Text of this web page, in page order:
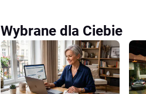
Wybrane dla Ciebie